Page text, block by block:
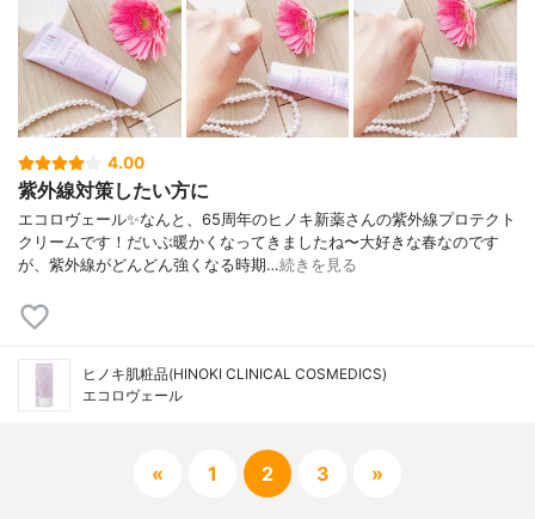
4.00
紫外線対策したい方に
エコロヴェール✨なんと、65周年のヒノキ新薬さんの紫外線プロテクト
クリームです！だいぶ暖かくなってきましたね〜大好きな春なのです
が、紫外線がどんどん強くなる時期…続きを見る
ヒノキ肌粧品(HINOKI CLINICAL COSMEDICS)
エコロヴェール
« 1 2 3 »